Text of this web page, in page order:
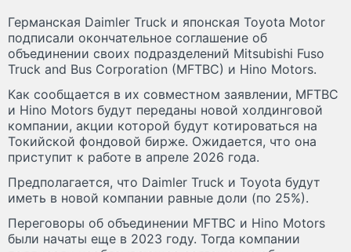
Германская Daimler Truck и японская Toyota Motor
подписали окончательное соглашение об
объединении своих подразделений Mitsubishi Fuso
Truck and Bus Corporation (MFTBC) и Hino Motors.
Как сообщается в их совместном заявлении, MFTBC
и Hino Motors будут переданы новой холдинговой
компании, акции которой будут котироваться на
Токийской фондовой бирже. Ожидается, что она
приступит к работе в апреле 2026 года.
Предполагается, что Daimler Truck и Toyota будут
иметь в новой компании равные доли (по 25%).
Переговоры об объединении MFTBC и Hino Motors
были начаты еще в 2023 году. Тогда компании